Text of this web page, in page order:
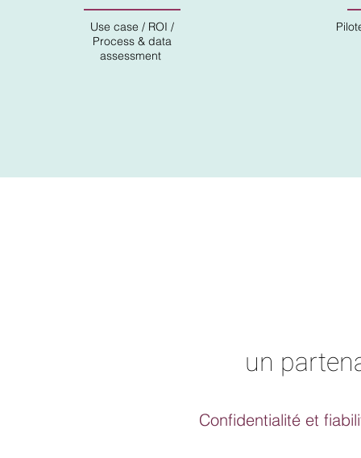
Use case / ROI /
Process & data
assessment
un
Confidentialité et